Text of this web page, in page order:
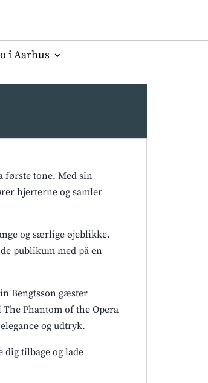
i Aarhus
første tone. Med sin
hjerterne og samler
og særlige øjeblikke.
publikum med på en
Bengtsson gæster
Phantom of the Opera
og udtryk.
tilbage og lade